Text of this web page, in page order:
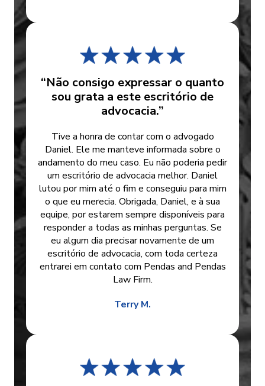
“Não consigo expressar o quanto
sou grata a este escritório de
advocacia.”
Tive a honra de contar com o advogado
Daniel. Ele me manteve informada sobre o
andamento do meu caso. Eu não poderia pedir
um escritório de advocacia melhor. Daniel
lutou por mim até o fim e conseguiu para mim
o que eu merecia. Obrigada, Daniel, e à sua
equipe, por estarem sempre disponíveis para
responder a todas as minhas perguntas. Se
eu algum dia precisar novamente de um
escritório de advocacia, com toda certeza
entrarei em contato com Pendas and Pendas
Law Firm.
Terry M.